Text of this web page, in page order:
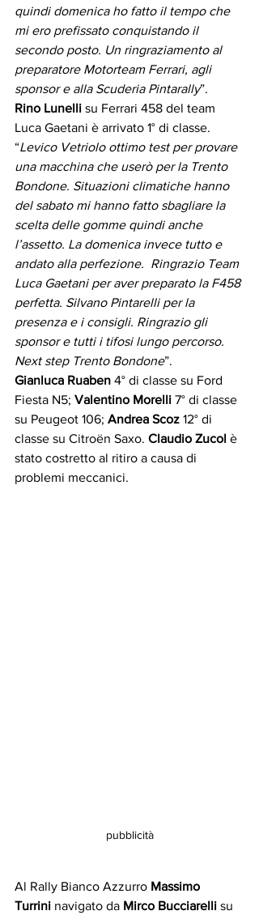
quindi domenica ho fatto il tempo che
mi ero prefissato conquistando il
secondo posto. Un ringraziamento al
preparatore Motorteam Ferrari, agli
sponsor e alla Scuderia Pintarally”.
Rino Lunelli su Ferrari 458 del team
Luca Gaetani è arrivato 1° di classe.
“Levico Vetriolo ottimo test per provare
una macchina che userò per la Trento
Bondone. Situazioni climatiche hanno
del sabato mi hanno fatto sbagliare la
scelta delle gomme quindi anche
l’assetto. La domenica invece tutto e
andato alla perfezione.  Ringrazio Team
Luca Gaetani per aver preparato la F458
perfetta. Silvano Pintarelli per la
presenza e i consigli. Ringrazio gli
sponsor e tutti i tifosi lungo percorso.
Next step Trento Bondone”.
Gianluca Ruaben 4° di classe su Ford
Fiesta N5; Valentino Morelli 7° di classe
su Peugeot 106; Andrea Scoz 12° di
classe su Citroën Saxo. Claudio Zucol è
stato costretto al ritiro a causa di
problemi meccanici.
pubblicità
Al Rally Bianco Azzurro Massimo
Turrini navigato da Mirco Bucciarelli su